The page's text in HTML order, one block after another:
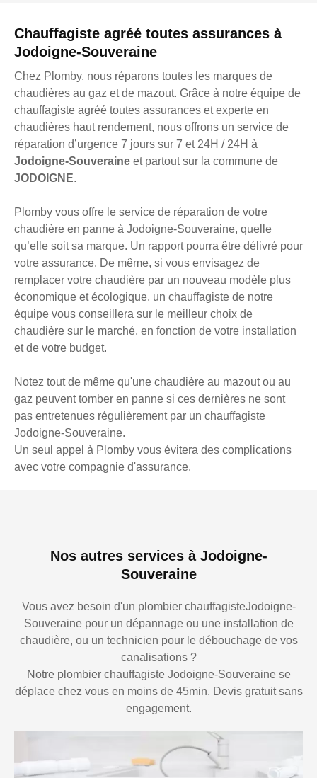
Chauffagiste agréé toutes assurances à
Jodoigne-Souveraine
Chez Plomby, nous réparons toutes les marques de
chaudières au gaz et de mazout. Grâce à notre équipe de
chauffagiste agréé toutes assurances et experte en
chaudières haut rendement, nous offrons un service de
réparation d’urgence 7 jours sur 7 et 24H / 24H à
Jodoigne-Souveraine et partout sur la commune de
JODOIGNE.
Plomby vous offre le service de réparation de votre
chaudière en panne à Jodoigne-Souveraine, quelle
qu’elle soit sa marque. Un rapport pourra être délivré pour
votre assurance. De même, si vous envisagez de
remplacer votre chaudière par un nouveau modèle plus
économique et écologique, un chauffagiste de notre
équipe vous conseillera sur le meilleur choix de
chaudière sur le marché, en fonction de votre installation
et de votre budget.
Notez tout de même qu'une chaudière au mazout ou au
gaz peuvent tomber en panne si ces dernières ne sont
pas entretenues régulièrement par un chauffagiste
Jodoigne-Souveraine.
Un seul appel à Plomby vous évitera des complications
avec votre compagnie d'assurance.
Nos autres services à Jodoigne-
Souveraine
Vous avez besoin d'un plombier chauffagisteJodoigne-
Souveraine pour un dépannage ou une installation de
chaudière, ou un technicien pour le débouchage de vos
canalisations ?
Notre plombier chauffagiste Jodoigne-Souveraine se
déplace chez vous en moins de 45min. Devis gratuit sans
engagement.